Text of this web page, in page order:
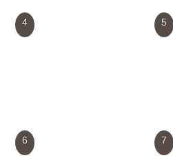
4 5
6 7